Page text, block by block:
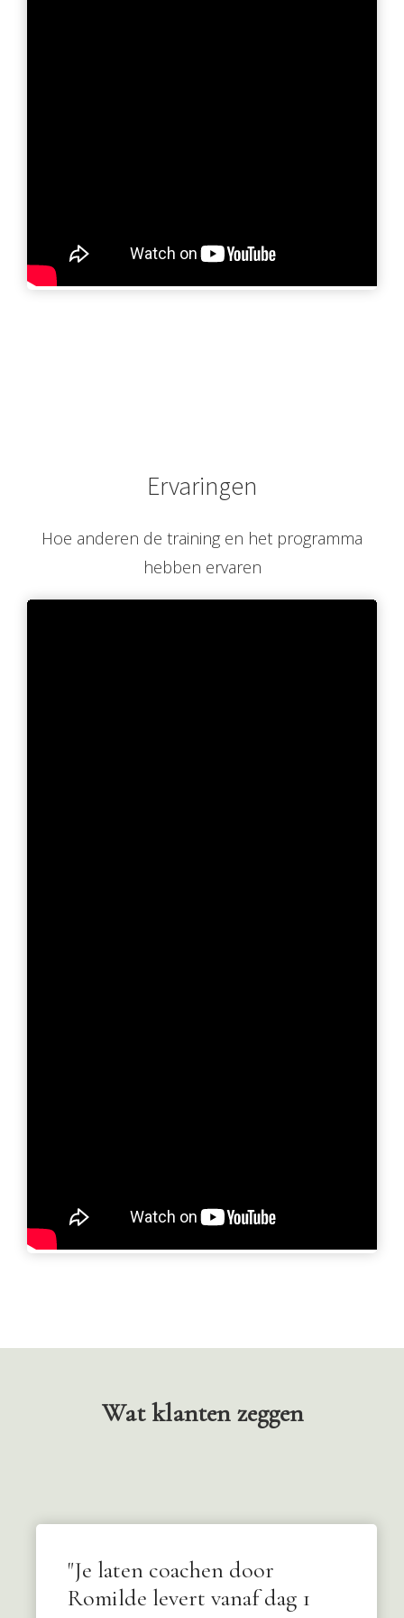
Ervaringen
Hoe anderen de training en het programma
hebben ervaren
Wat klanten zeggen
"Je laten coachen door
Romilde levert vanaf dag 1